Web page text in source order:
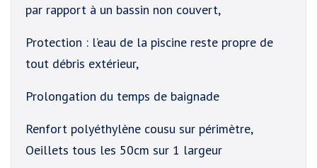
par rapport à un bassin non couvert,
Protection : l’eau de la piscine reste propre de
tout débris extérieur,
Prolongation du temps de baignade
Renfort polyéthylène cousu sur périmètre,
Oeillets tous les 50cm sur 1 largeur